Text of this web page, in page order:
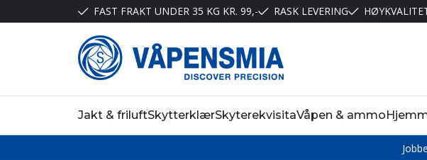
FAST FRAKT UNDER 35 KG KR. 99,- RASK LEVERING
Jakt & friluftSkytterklærSkyterekvisitaVåpen & ammo